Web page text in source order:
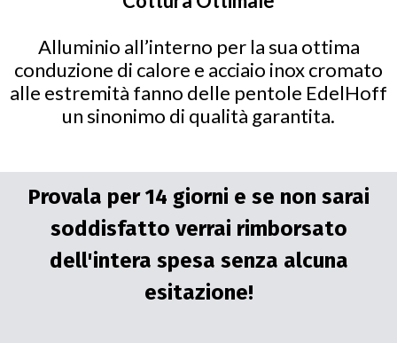
Alluminio all’interno per la sua ottima
conduzione di calore e acciaio inox cromato
alle estremità fanno delle pentole EdelHoff
un sinonimo di qualità garantita.
Provala per 14 giorni e se non sarai
soddisfatto verrai rimborsato
dell'intera spesa senza alcuna
esitazione!